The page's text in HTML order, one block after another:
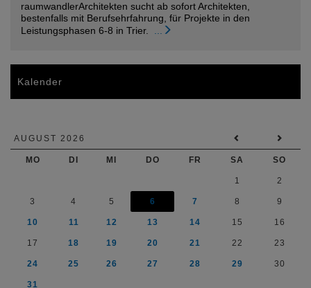
raumwandlerArchitekten sucht ab sofort Architekten,
bestenfalls mit Berufsehrfahrung, für Projekte in den
Leistungsphasen 6-8 in Trier.
...
Kalender
AUGUST 2026
MO DI MI DO FR SA SO
1 2
3 4 5 6 7 8 9
10 11 12 13 14 15 16
17 18 19 20 21 22 23
24 25 26 27 28 29 30
31